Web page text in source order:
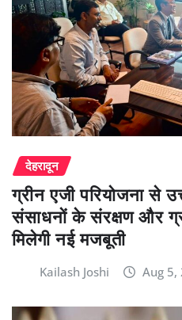
देहरादून
ग्रीन एजी परियोजना से
संसाधनों के संरक्षण और
मिलेगी नई मजबूती
Kailash Joshi Aug 5,